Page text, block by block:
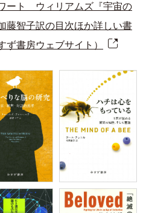
ート゠ウィリアムズ『宇宙の
藤智子訳の目次ほか詳しい書
ず書房ウェブサイト）